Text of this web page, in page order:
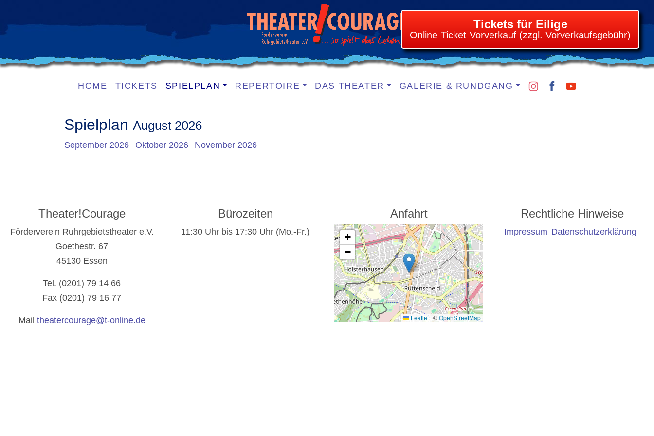
Tickets für Eilige
Online-Ticket-Vorverkauf (zzgl. Vorverkaufsgebühr)
HOME TICKETS SPIELPLAN REPERTOIRE DAS THEATER GALERIE & RUNDGANG
Spielplan August 2026
September 2026 Oktober 2026 November 2026
Theater!Courage
Förderverein Ruhrgebietstheater e.V.
Goethestr. 67
45130 Essen
Tel. (0201) 79 14 66
Fax (0201) 79 16 77
Mail theatercourage@t-online.de
Bürozeiten
11:30 Uhr bis 17:30 Uhr (Mo.-Fr.)
Anfahrt
+
−
Leaflet |©OpenStreetMap
Rechtliche Hinweise
Impressum Datenschutzerklärung